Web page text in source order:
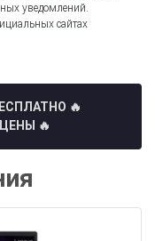
уведомлений.
сайтах
🔥
🔥